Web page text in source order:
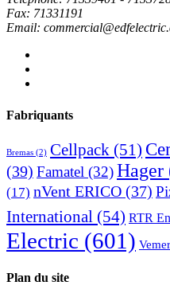
Fax: 71331191
Email:
Fabriquants
Bremas (2) Cellpack (51)
(39) Famatel (32)Hager
(17) nVent ERICO (37)
International (54) RTR
Electric (601) Vemer
Plan du site